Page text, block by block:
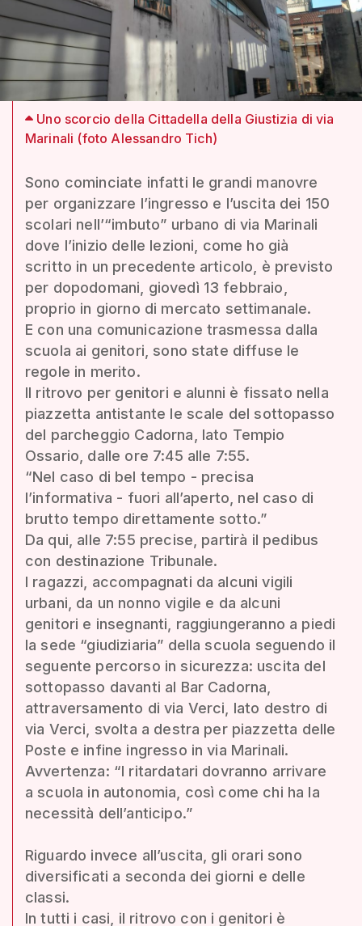
Uno scorcio della Cittadella della Giustizia di via
Marinali (foto Alessandro Tich)
Sono cominciate infatti le grandi manovre
per organizzare l’ingresso e l’uscita dei 150
scolari nell’“imbuto” urbano di via Marinali
dove l’inizio delle lezioni, come ho già
scritto in un precedente articolo, è previsto
per dopodomani, giovedì 13 febbraio,
proprio in giorno di mercato settimanale.
E con una comunicazione trasmessa dalla
scuola ai genitori, sono state diffuse le
regole in merito.
Il ritrovo per genitori e alunni è fissato nella
piazzetta antistante le scale del sottopasso
del parcheggio Cadorna, lato Tempio
Ossario, dalle ore 7:45 alle 7:55.
“Nel caso di bel tempo - precisa
l’informativa - fuori all’aperto, nel caso di
brutto tempo direttamente sotto.”
Da qui, alle 7:55 precise, partirà il pedibus
con destinazione Tribunale.
I ragazzi, accompagnati da alcuni vigili
urbani, da un nonno vigile e da alcuni
genitori e insegnanti, raggiungeranno a piedi
la sede “giudiziaria” della scuola seguendo il
seguente percorso in sicurezza: uscita del
sottopasso davanti al Bar Cadorna,
attraversamento di via Verci, lato destro di
via Verci, svolta a destra per piazzetta delle
Poste e infine ingresso in via Marinali.
Avvertenza: “I ritardatari dovranno arrivare
a scuola in autonomia, così come chi ha la
necessità dell’anticipo.”
Riguardo invece all’uscita, gli orari sono
diversificati a seconda dei giorni e delle
classi.
In tutti i casi, il ritrovo con i genitori è